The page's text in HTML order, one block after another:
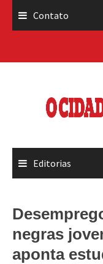
Contato
Editorias
negras
aponta